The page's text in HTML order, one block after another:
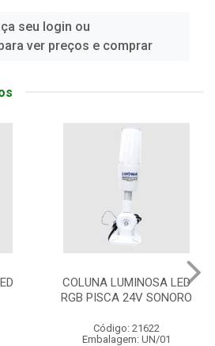
seu login ou
ver preços e comprar
COLUNA LUMINOSA LED
RGB PISCA 24V
Código: 21623
Embalagem: UN/01